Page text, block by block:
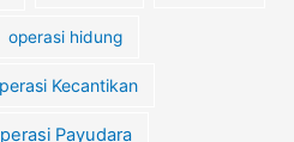
operasi hidung
Kecantikan
Payudara